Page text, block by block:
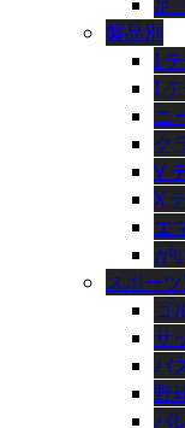
製品別
I
I
ニ
ク
V
X
エ
が
スポー
ゴ
サ
バ
野
バ